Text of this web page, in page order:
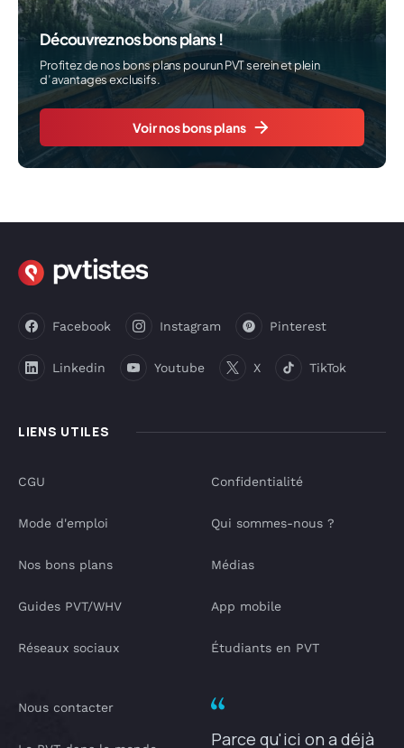
Découvrez nos bons plans !
Profitez de nos bons plans pour un PVT serein et plein
d’avantages exclusifs.
Voir nos bons plans
LIENS UTILES
Facebook Instagram Pinterest
Linkedin Youtube X TikTok
CGU
Mode d'emploi
Nos bons plans
Guides PVT/WHV
Réseaux sociaux
Confidentialité
Qui sommes-nous ?
Médias
App mobile
Étudiants en PVT
Nous contacter
Parce qu'ici on a déjà